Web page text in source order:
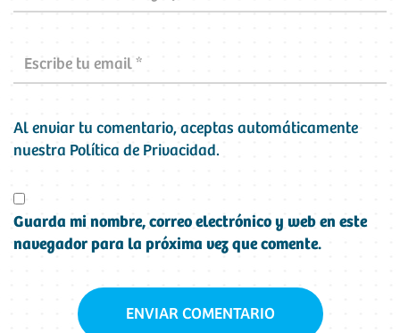
Al enviar tu comentario, aceptas automáticamente
nuestra Política de Privacidad.
Guarda mi nombre, correo electrónico y web en este
navegador para la próxima vez que comente.